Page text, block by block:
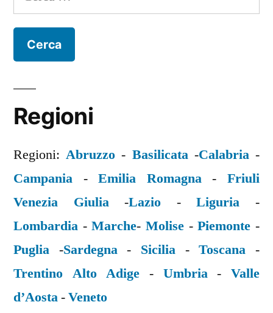
per:
Regioni
Regioni:Abruzzo - Basilicata-Calabria-
Campania -Emilia Romagna-Friuli
Venezia Giulia-Lazio -Liguria -
Lombardia -Marche-Molise -Piemonte -
Puglia -Sardegna- Sicilia -Toscana -
Trentino Alto Adige - Umbria-Valle
d’Aosta-Veneto